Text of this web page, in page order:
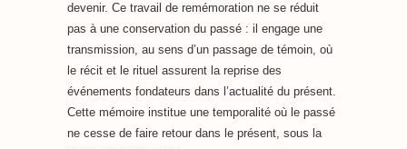
devenir. Ce travail de remémoration ne se réduit
pas à une conservation du passé : il engage une
transmission, au sens d’un passage de témoin, où
le récit et le rituel assurent la reprise des
événements fondateurs dans l’actualité du présent.
Cette mémoire institue une temporalité où le passé
ne cesse de faire retour dans le présent, sous la